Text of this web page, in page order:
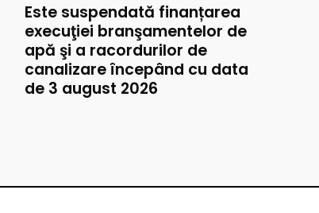
Este suspendată finanțarea
execuţiei branşamentelor de
apă şi a racordurilor de
canalizare începând cu data
de 3 august 2026